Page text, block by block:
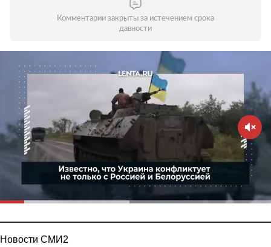
Комментарии закрыты за истечением срока
давности
Новости СМИ2